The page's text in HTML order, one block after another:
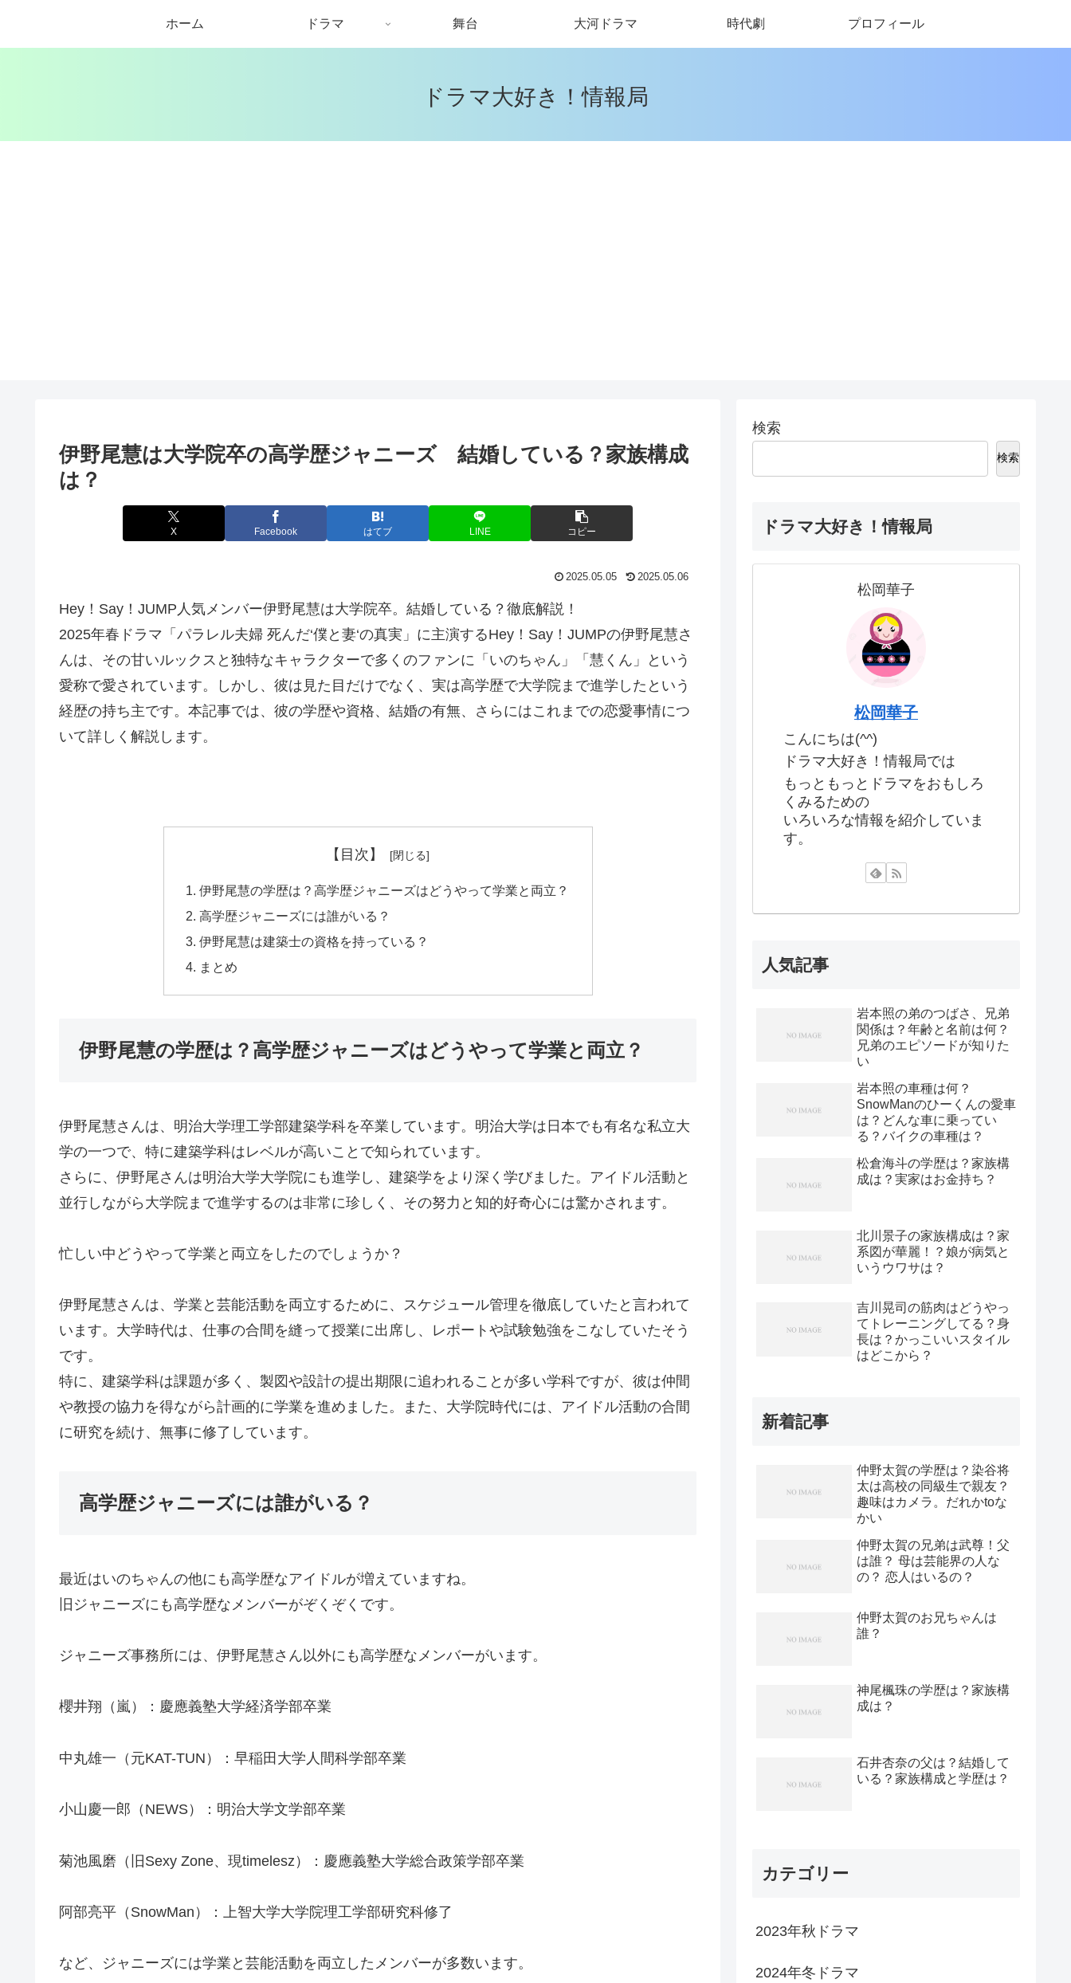
ドラマ大好き！情報局
ホーム ドラマ 舞台 大河ドラマ 時代劇 プロフィール
伊野尾慧は大学院卒の高学歴ジャニーズ 結婚している？家族構成
は？
X Facebook はてブ LINE コピー
2025.05.05 2025.05.06
Hey！Say！JUMP人気メンバー伊野尾慧は大学院卒。結婚している？徹底解説！
2025年春ドラマ「パラレル夫婦 死んだ‘僕と妻‘の真実」に主演するHey！Say！JUMPの伊野尾慧さ
んは、その甘いルックスと独特なキャラクターで多くのファンに「いのちゃん」「慧くん」という
愛称で愛されています。しかし、彼は見た目だけでなく、実は高学歴で大学院まで進学したという
経歴の持ち主です。本記事では、彼の学歴や資格、結婚の有無、さらにはこれまでの恋愛事情につ
いて詳しく解説します。
【目次】
伊野尾慧の学歴は？高学歴ジャニーズはどうやって学業と両立？
高学歴ジャニーズには誰がいる？
伊野尾慧は建築士の資格を持っている？
まとめ
伊野尾慧の学歴は？高学歴ジャニーズはどうやって学業と両立？
伊野尾慧さんは、明治大学理工学部建築学科を卒業しています。明治大学は日本でも有名な私立大
学の一つで、特に建築学科はレベルが高いことで知られています。
さらに、伊野尾さんは明治大学大学院にも進学し、建築学をより深く学びました。アイドル活動と
並行しながら大学院まで進学するのは非常に珍しく、その努力と知的好奇心には驚かされます。
忙しい中どうやって学業と両立をしたのでしょうか？
伊野尾慧さんは、学業と芸能活動を両立するために、スケジュール管理を徹底していたと言われて
います。大学時代は、仕事の合間を縫って授業に出席し、レポートや試験勉強をこなしていたそう
です。
特に、建築学科は課題が多く、製図や設計の提出期限に追われることが多い学科ですが、彼は仲間
や教授の協力を得ながら計画的に学業を進めました。また、大学院時代には、アイドル活動の合間
に研究を続け、無事に修了しています。
高学歴ジャニーズには誰がいる？
最近はいのちゃんの他にも高学歴なアイドルが増えていますね。
旧ジャニーズにも高学歴なメンバーがぞくぞくです。
ジャニーズ事務所には、伊野尾慧さん以外にも高学歴なメンバーがいます。
櫻井翔（嵐）：慶應義塾大学経済学部卒業
中丸雄一（元KAT-TUN）：早稲田大学人間科学部卒業
小山慶一郎（NEWS）：明治大学文学部卒業
菊池風磨（旧Sexy Zone、現timelesz）：慶應義塾大学総合政策学部卒業
阿部亮平（SnowMan）：上智大学大学院理工学部研究科修了
など、ジャニーズには学業と芸能活動を両立したメンバーが多数います。
検索
検索
ドラマ大好き！情報局
松岡華子
松岡華子
こんにちは(^^)
ドラマ大好き！情報局では
もっともっとドラマをおもしろ
くみるための
いろいろな情報を紹介していま
す。
人気記事
岩本照の弟のつばさ、兄弟
関係は？年齢と名前は何？
兄弟のエピソードが知りた
い
岩本照の車種は何？
SnowManのひーくんの愛車
は？どんな車に乗ってい
る？バイクの車種は？
松倉海斗の学歴は？家族構
成は？実家はお金持ち？
北川景子の家族構成は？家
系図が華麗！？娘が病気と
いうウワサは？
吉川晃司の筋肉はどうやっ
てトレーニングしてる？身
長は？かっこいいスタイル
はどこから？
新着記事
仲野太賀の学歴は？染谷将
太は高校の同級生で親友？
趣味はカメラ。だれかtoな
かい
仲野太賀の兄弟は武尊！父
は誰？ 母は芸能界の人な
の？ 恋人はいるの？
仲野太賀のお兄ちゃんは
誰？
神尾楓珠の学歴は？家族構
成は？
石井杏奈の父は？結婚して
いる？家族構成と学歴は？
カテゴリー
2023年秋ドラマ
2024年冬ドラマ